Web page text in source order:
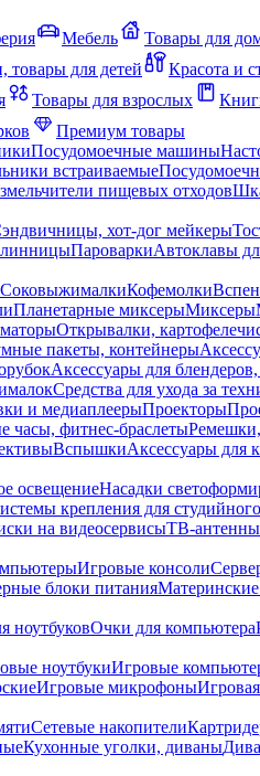
Мебель Товары для
товары для детей Красота и
Товары для взрослых
Премиум товары
Посудомоечные машины
встраиваемые
пищевых отходов
хот-дог мейкеры
ПароваркиАвтоклавы
СоковыжималкиКофемолки
Планетарные миксерыМиксеры
Открывалки,
пакеты, контейнеры
Аксессуары для
Средства для ухода за
и медиаплеерыПроекторы
часы, фитнес-браслеты
ВспышкиАксессуары для
освещениеНасадки
крепления для
на видеосервисыТВ-антенны
Игровые консоли
блоки питания
ноутбуковОчки для компьютера
ноутбукиИгровые
Игровые микрофоны
Сетевые накопители
Кухонные уголки, диваны